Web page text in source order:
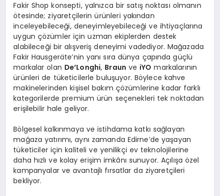
Fakir Shop konsepti, yalnızca bir satış noktası olmanın
ötesinde; ziyaretçilerin ürünleri yakından
inceleyebileceği, deneyimleyebileceği ve ihtiyaçlarına
uygun çözümler için uzman ekiplerden destek
alabileceği bir alışveriş deneyimi vadediyor. Mağazada
Fakir Hausgeräte’nin yanı sıra dünya çapında güçlü
markalar olan De’Longhi, Braun ve iYO markalarının
ürünleri de tüketicilerle buluşuyor. Böylece kahve
makinelerinden kişisel bakım çözümlerine kadar farklı
kategorilerde premium ürün seçenekleri tek noktadan
erişilebilir hale geliyor.
Bölgesel kalkınmaya ve istihdama katkı sağlayan
mağaza yatırımı, aynı zamanda Edirne’de yaşayan
tüketiciler için kaliteli ve yenilikçi ev teknolojilerine
daha hızlı ve kolay erişim imkânı sunuyor. Açılışa özel
kampanyalar ve avantajlı fırsatlar da ziyaretçileri
bekliyor.